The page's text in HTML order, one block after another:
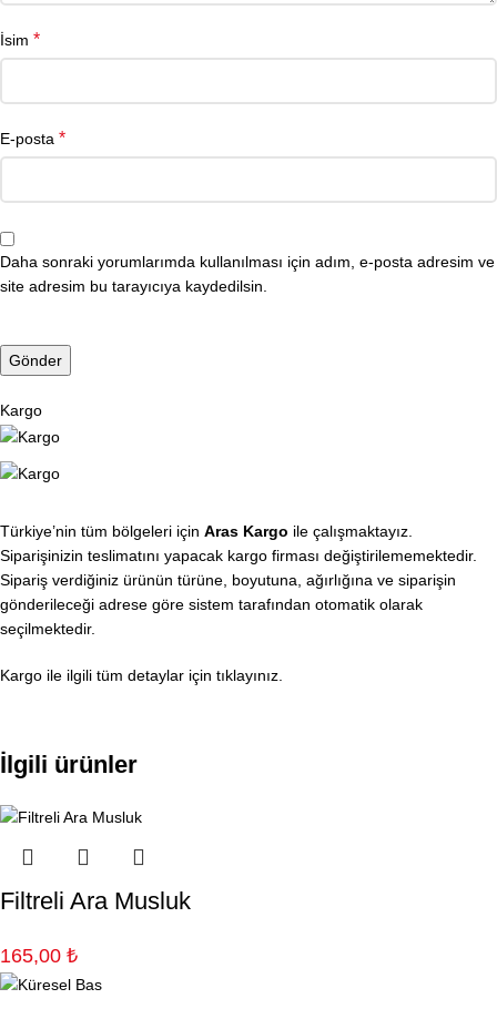
İsim *
E-posta *
Daha sonraki yorumlarımda kullanılması için adım, e-posta adresim ve
site adresim bu tarayıcıya kaydedilsin.
Kargo
Türkiye’nin tüm bölgeleri için Aras Kargo ile çalışmaktayız.
Siparişinizin teslimatını yapacak kargo firması değiştirilememektedir.
Sipariş verdiğiniz ürünün türüne, boyutuna, ağırlığına ve siparişin
gönderileceği adrese göre sistem tarafından otomatik olarak
seçilmektedir.
Kargo ile ilgili tüm detaylar için tıklayınız.
İlgili ürünler
Filtreli Ara Musluk
165,00 ₺